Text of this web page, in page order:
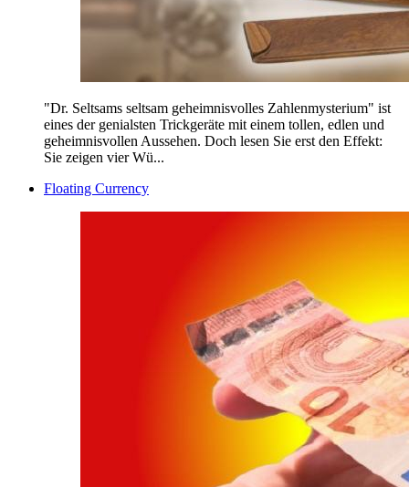
"Dr. Seltsams seltsam geheimnisvolles Zahlenmysterium" ist
eines der genialsten Trickgeräte mit einem tollen, edlen und
geheimnisvollen Aussehen. Doch lesen Sie erst den Effekt:
Sie zeigen vier Wü...
Floating Currency